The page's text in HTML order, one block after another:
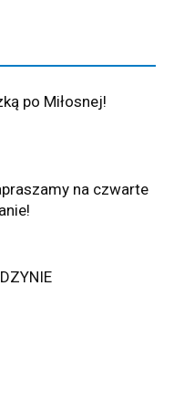
po Miłosnej!
na czwarte